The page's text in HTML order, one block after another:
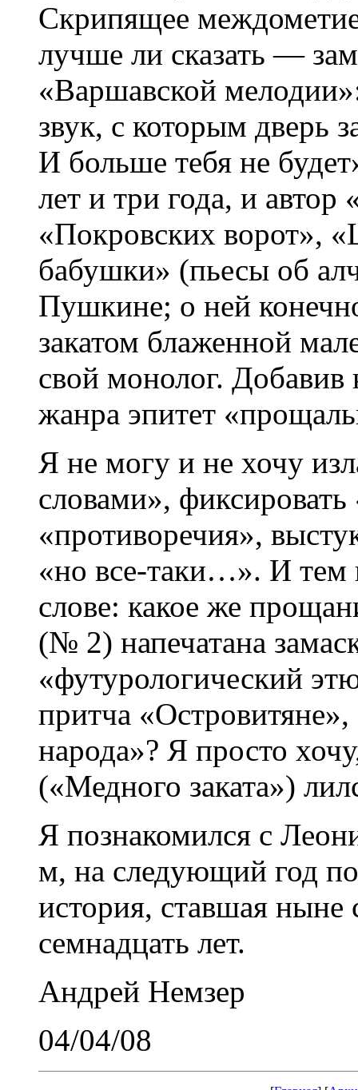
Скрипящее
лучше ли сказать —
«Варшавской
звук, с которым дверь
И больше тебя не
лет и три года, и
«Покровских ворот»,
бабушки» (пьесы об
Пушкине; о ней
закатом блаженной
свой монолог.
жанра эпитет
Я не могу и не хочу
словами»,
«противоречия»,
«но все-таки…». И тем
слове: какое же
(№ 2) напечатана
«футурологический
притча
народа»? Я просто
(«Медного заката»)
Я познакомился с
м, на следующий год
история, ставшая
семнадцать лет.
Андрей Немзер
04/04/08